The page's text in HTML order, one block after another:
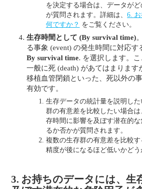
を決定する場合は、データが
が質問されます。詳細は、 6.
何ですか？ をご覧ください。
生存時間として (By survival time)
る事象 (event) の発生時間に対応す
By survival time. を選択します。こ
一般に死 (death) があてはまりま
移植血管閉鎖といった、死以外の
有効です。
生存データの統計量を説明し
群の有意差を比較したい場合
存時間に影響を及ぼす潜在的
るか否かが質問されます。
複数の生存群の有意差を比較
精度が後になるほど低いかどう
3. お持ちのデータには、生